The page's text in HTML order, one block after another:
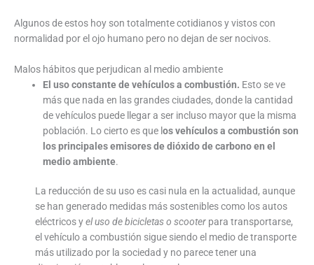
Algunos de estos hoy son totalmente cotidianos y vistos con
normalidad por el ojo humano pero no dejan de ser nocivos.
Malos hábitos que perjudican al medio ambiente
El uso constante de vehículos a combustión. Esto se ve
más que nada en las grandes ciudades, donde la cantidad
de vehículos puede llegar a ser incluso mayor que la misma
población. Lo cierto es que los vehículos a combustión son
los principales emisores de dióxido de carbono en el
medio ambiente.
La reducción de su uso es casi nula en la actualidad, aunque
se han generado medidas más sostenibles como los autos
eléctricos yel uso de bicicletas o scooter para transportarse,
el vehículo a combustión sigue siendo el medio de transporte
más utilizado por la sociedad y no parece tener una